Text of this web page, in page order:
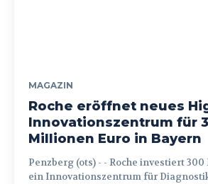
MAGAZIN
Roche eröffnet neues
Innovationszentrum für
Millionen Euro in Bayern
Penzberg (ots) - - Roche investiert 300 Millionen Euro in
ein Innovationszentrum für